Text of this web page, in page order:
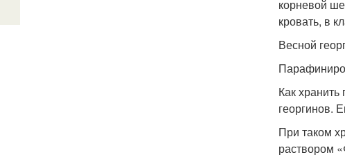
корневой
кровать, в
Весной
Как
георгинов.
При таком
раствором